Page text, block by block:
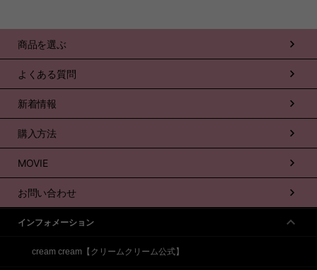
商品を選ぶ
よくある質問
新着情報
購入方法
MOVIE
お問い合わせ
インフォメーション
cream cream【クリームクリーム公式】